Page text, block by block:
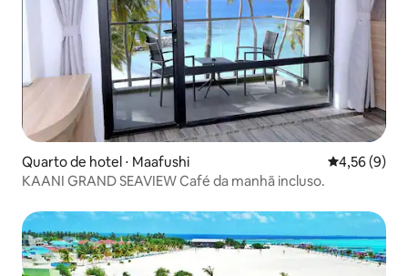
Quarto de hotel ⋅ Maafushi 4,56 de uma
4,56 (9)
KAANI GRAND SEAVIEW Café da manhã incluso.